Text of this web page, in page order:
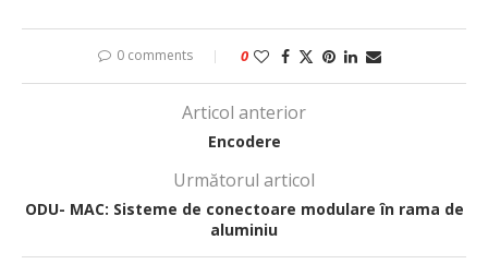
0 comments 0
Articol anterior
Encodere
Următorul articol
ODU- MAC: Sisteme de conectoare modulare în rama de
aluminiu